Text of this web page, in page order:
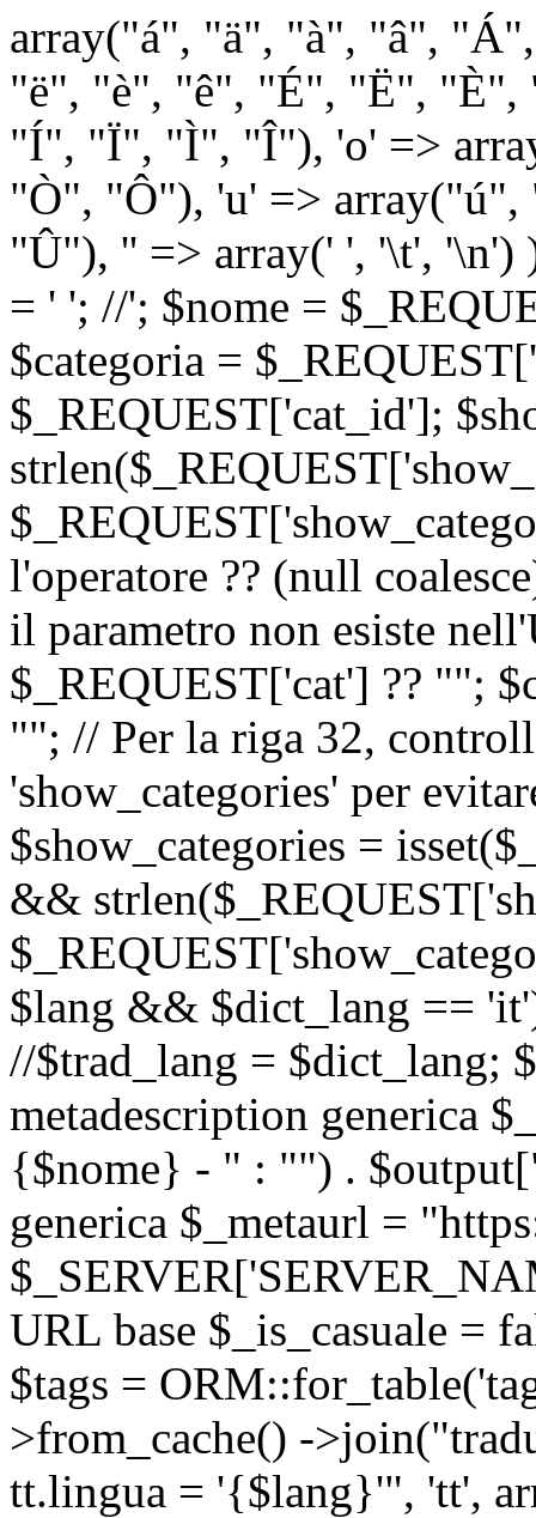
array("á", "ä", "à", "â",
"ë", "è", "ê", "É", "Ë",
"Í", "Ï", "Ì", "Î"), 'o' =>
"Ò", "Ô"), 'u' =>
"Û"), '' => array(' ', '\t',
= ' '; //'; $nome =
$categoria =
$_REQUEST['cat_id'];
l'operatore ?? (null
il parametro non esiste
$_REQUEST['cat'] ?? "";
""; // Per la riga 32,
'show_categories' per
$show_categories =
&&
$lang && $dict_lang ==
//$trad_lang = $dict_lang;
metadescription generica
{$nome} - " : "") .
generica $_metaurl =
URL base $_is_casuale =
$tags =
>from_cache() -
tt.lingua = '{$lang}'", 'tt',